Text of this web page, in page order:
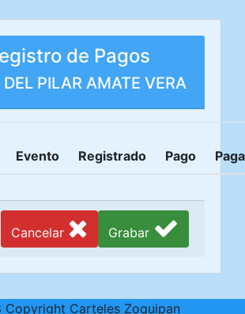
de Pagos
PILAR AMATE VERA
Evento Registrado Pago
Grabar
Cancelar
Copyright Carteles Zoquipan